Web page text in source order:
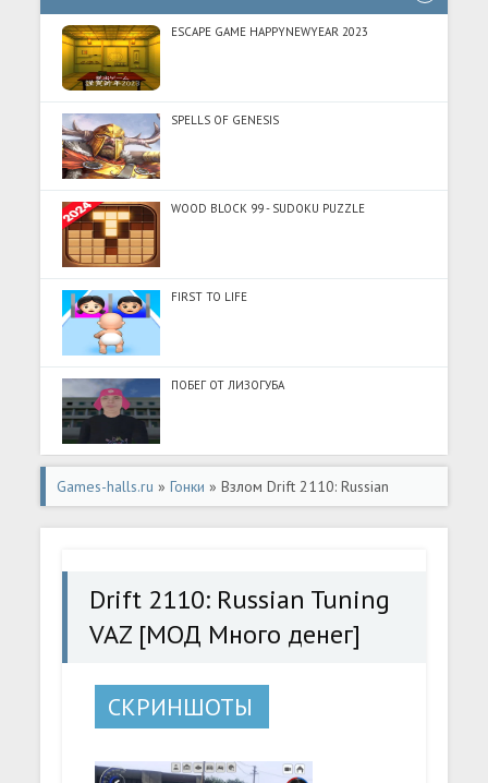
ESCAPE GAME HAPPYNEWYEAR 2023
SPELLS OF GENESIS
WOOD BLOCK 99 - SUDOKU PUZZLE
FIRST TO LIFE
ПОБЕГ ОТ ЛИЗОГУБА
Games-halls.ru »Гонки » Взлом Drift 2110: Russian
Tuning VAZ [МОД Много денег] - последняя версия apk
Drift 2110: Russian Tuning
VAZ [МОД Много денег]
СКРИНШОТЫ